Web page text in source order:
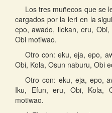
Los tres muñecos que se
cargados por la leri en la
epo, awado, ilekan, eru,
Obi motiwao.
Otro con: eku, eja, epo,
Obi, Kola, Osun naburu, Obi
Otro con: eku, eja, epo,
Iku, Efun, eru, Obi, Kola,
motiwao.